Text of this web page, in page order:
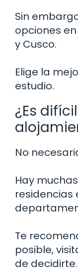
Sin
opciones
y Cusco.
Elige la
estudio.
¿Es
No
Hay
residencias
Te
posible,
de decidirte.